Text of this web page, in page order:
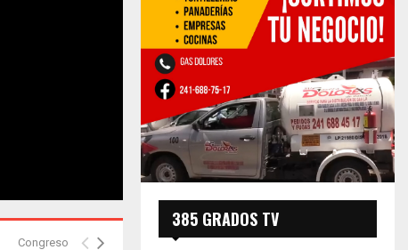
Congreso
385 GRADOS TV